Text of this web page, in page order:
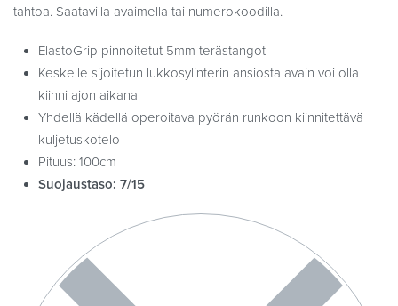
tahtoa. Saatavilla avaimella tai numerokoodilla.
ElastoGrip pinnoitetut 5mm terästangot
Keskelle sijoitetun lukkosylinterin ansiosta avain voi olla
kiinni ajon aikana
Yhdellä kädellä operoitava pyörän runkoon kiinnitettävä
kuljetuskotelo
Pituus: 100cm
Suojaustaso: 7/15